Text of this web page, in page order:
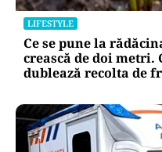
LIFESTYLE
Ce se pune la
crească de doi
dublează recolta de